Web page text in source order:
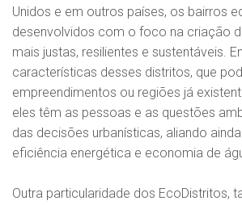
Unidos e em outros países, os bairros
desenvolvidos com o foco na criação
mais justas, resilientes e sustentáveis.
características desses distritos, que
empreendimentos ou regiões já
eles têm as pessoas e as questões
das decisões urbanísticas, aliando
eficiência energética e economia de
Outra particularidade dos EcoDistritos,